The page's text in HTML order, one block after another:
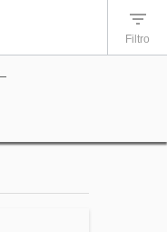
Filtro